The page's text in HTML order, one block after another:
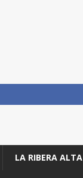
LA RIBERA ALTA